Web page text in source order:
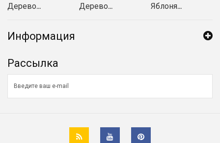
Дерево... Дерево... Яблоня...
Информация
Рассылка